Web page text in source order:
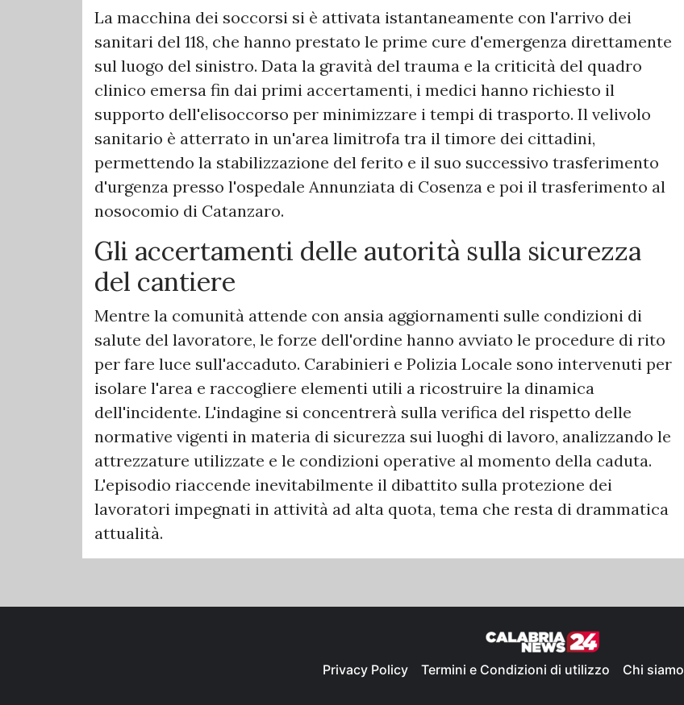
​La macchina dei soccorsi si è attivata istantaneamente con l'arrivo dei
sanitari del 118, che hanno prestato le prime cure d'emergenza direttamente
sul luogo del sinistro. Data la gravità del trauma e la criticità del quadro
clinico emersa fin dai primi accertamenti, i medici hanno richiesto il
supporto dell'elisoccorso per minimizzare i tempi di trasporto. Il velivolo
sanitario è atterrato in un'area limitrofa tra il timore dei cittadini,
permettendo la stabilizzazione del ferito e il suo successivo trasferimento
d'urgenza presso l'ospedale Annunziata di Cosenza e poi il trasferimento al
nosocomio di Catanzaro.
Gli accertamenti delle autorità sulla sicurezza
del cantiere
​Mentre la comunità attende con ansia aggiornamenti sulle condizioni di
salute del lavoratore, le forze dell'ordine hanno avviato le procedure di rito
per fare luce sull'accaduto. Carabinieri e Polizia Locale sono intervenuti per
isolare l'area e raccogliere elementi utili a ricostruire la dinamica
dell'incidente. L'indagine si concentrerà sulla verifica del rispetto delle
normative vigenti in materia di sicurezza sui luoghi di lavoro, analizzando le
attrezzature utilizzate e le condizioni operative al momento della caduta.
L'episodio riaccende inevitabilmente il dibattito sulla protezione dei
lavoratori impegnati in attività ad alta quota, tema che resta di drammatica
attualità.
Privacy Policy Termini e Condizioni di utilizzo Chi siamo